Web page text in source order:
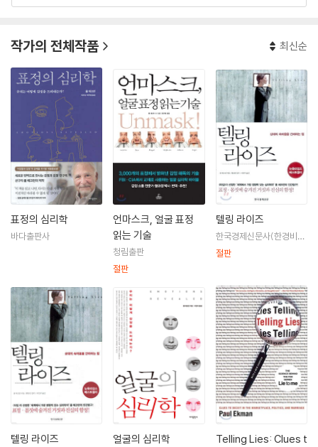
(micro-expressions)’으로 거짓과 진실을 구별해내는 법을 체계화하
였으며, 수천 개의 얼굴근육을 분석해‘얼굴 지도(얼굴 움직임 부호화 시스
템)’를 만들었다. 이런 그의 업적은 학계에서도 인정을 받아 미국심리학회
로부터‘위대한 과학 기여상’을 수상했으며, FBI와 CIA에서는 지금도 그의
자문을 받고 있다.
미국심리학회 과학공로상(1991)과 미국심리학협회 윌리엄 제임스펠로우
상(1998)을 수상한 바 있다. 미국 폭스TV에서는 그의 연구를 바탕으로 'L
ie to me'라는 범죄심리 드라마를 제작, 인기리에 방영했다. 1978년 얼굴
움직임을 체계저그올 묘사한 '최초의 얼굴 지도'인 '얼굴 움직임 부호화 시
스템'을 만들어 냈으며, 미국 FBI,CIA 등 세계적 범죄용의자의 심리 분석
자문가로 활동 중이다. 지은 책으로『얼굴의 심리학』『텔링라이즈』등이 있
『언마스크, 얼굴 표정 읽는 기술』은 폴 에크먼이 평생 연구해온 얼굴 표정
과 감정 이론의 원전(原典)으로, 출간 당시 얼굴 표정을 과학적으로 분석
해냈다는 평가를 받았으며 지금까지 약 40년간 각종 수사기관에서 교재
로 활용되고 있다. 그의 탁월한 분석 기술은 ‘인간 거짓말 탐지기’로 불릴
정도이며, 그를 모델로 한 미국의 TV 드라마〈Lie to Me〉는 연일 화제를
모으기도 했다. 캘리포니아대 심리학과 교수를 지냈으며, 은퇴 후 ‘폴 에크
먼 그룹’을 설립해 비언어 커뮤니케이션 교육 프로그램을 제공하고 있다.
작가의 전체작품 최신순
표정의 심리학
바다출판사
언마스크, 얼굴 표정
읽는 기술
청림출판
절판
텔링 라이즈
한국경제신문사(한경비
피)
절판
텔링 라이즈 얼굴의 심리학
Telling Lies: Clues t